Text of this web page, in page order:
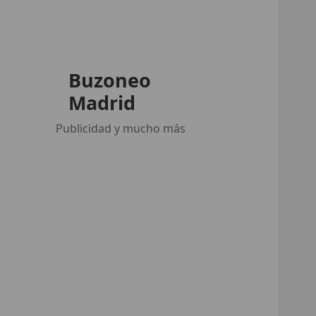
Buzoneo
Madrid
Publicidad y mucho más